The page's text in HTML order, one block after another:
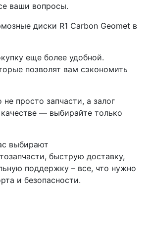
ваши вопросы.
диски R1 Carbon Geomet в
еще более удобной.
позволят вам сэкономить
просто запчасти, а залог
— выбирайте только
выбирают
быструю доставку,
поддержку – все, что нужно
и безопасности.